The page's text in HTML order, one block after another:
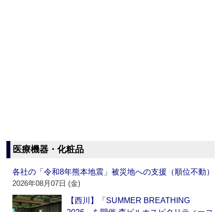
医療機器・化粧品
各社の「令和8年熊本地震」被災地への支援（順位不動）
2026年08月07日 (金)
【西川】「SUMMER BREATHING